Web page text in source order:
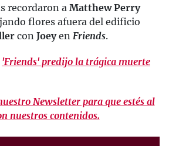
recordaron a Matthew Perry
flores afuera del edificio
con Joeyen Friends.
'Friends' predijo la trágica muerte
Newsletter para que estés al
nuestros contenidos.